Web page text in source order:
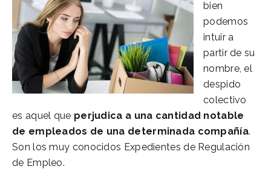
bien
podemos
intuir a
partir de su
nombre, el
despido
colectivo
es aquel que perjudica a una cantidad notable
de empleados de una determinada compañía.
Son los muy conocidos Expedientes de Regulación
de Empleo.